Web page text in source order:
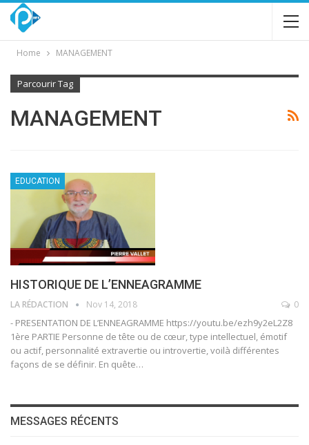
Home MANAGEMENT
Parcourir Tag
MANAGEMENT
EDUCATION
HISTORIQUE DE L’ENNEAGRAMME
LA RÉDACTION Nov 14, 2018 0
- PRESENTATION DE L’ENNEAGRAMME https://youtu.be/ezh9y2eL2Z8
1ère PARTIE Personne de tête ou de cœur, type intellectuel, émotif
ou actif, personnalité extravertie ou introvertie, voilà différentes
façons de se définir. En quête…
MESSAGES RÉCENTS